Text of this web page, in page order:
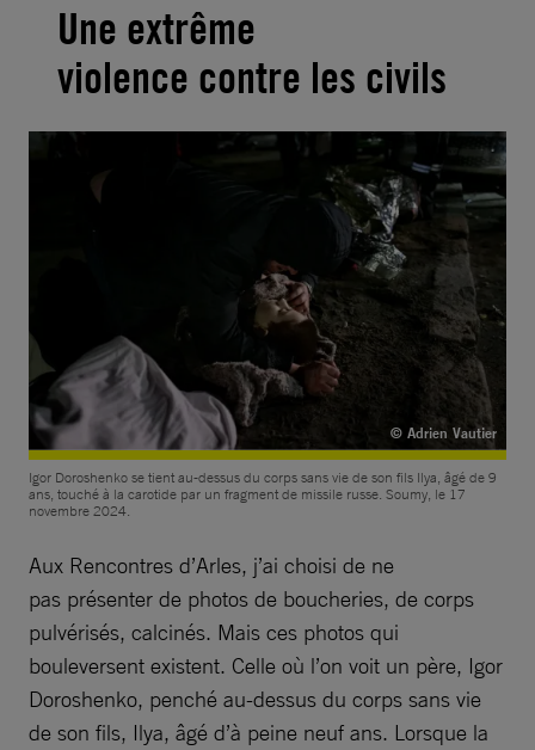
Une extrême
violence contre les civils
© Adrien Vautier
Igor Doroshenko se tient au-dessus du corps sans vie de son fils Ilya, âgé de 9
ans, touché à la carotide par un fragment de missile russe. Soumy, le 17
novembre 2024.
Aux Rencontres d’Arles, j’ai choisi de ne
pas présenter de photos de boucheries, de corps
pulvérisés, calcinés. Mais ces photos qui
bouleversent existent. Celle où l’on voit un père, Igor
Doroshenko, penché au-dessus du corps sans vie
de son fils, Ilya, âgé d’à peine neuf ans. Lorsque la